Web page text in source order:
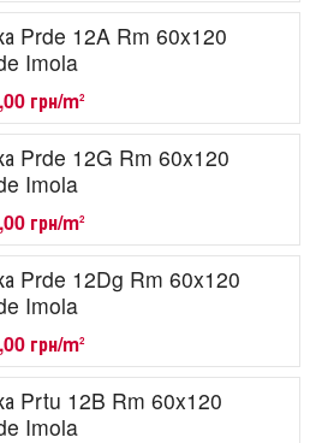
Prde 12A Rm 60x120
Imola
грн/m2
Prde 12G Rm 60x120
Imola
грн/m2
Prde 12Dg Rm 60x120
Imola
грн/m2
Prtu 12B Rm 60x120
Imola